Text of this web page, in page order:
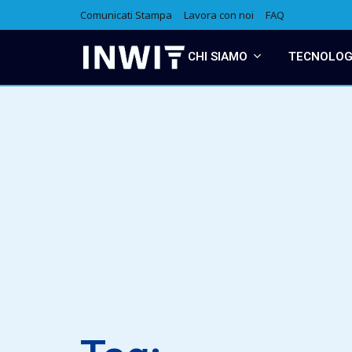
Comunicati Stampa Lavora con noi FAQ
CHI SIAMO